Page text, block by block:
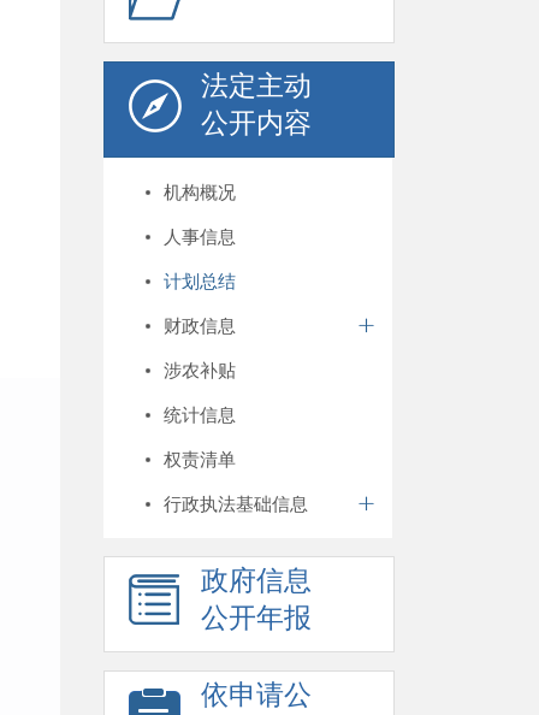
法定主动
公开内容
机构概况
人事信息
计划总结
财政信息
涉农补贴
统计信息
权责清单
行政执法基础信息
政府信息
公开年报
依申请公